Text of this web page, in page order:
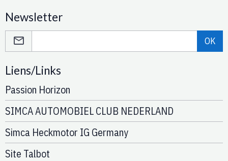
Newsletter
OK
Liens/Links
Passion Horizon
SIMCA AUTOMOBIEL CLUB NEDERLAND
Simca Heckmotor IG Germany
Site Talbot